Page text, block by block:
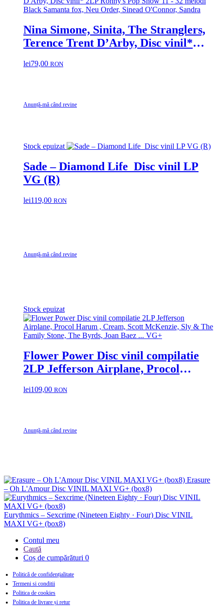
Nina Simone, Sinita, The Stranglers,
Terence Trent D’Arby, Disc vinil*
melodi Black Samanta fox, Neu
lei79,00 RON
Anunță-mă când revine
Stock epuizat
Sade – Diamond Life Disc vinil LP
VG (R)
lei119,00 RON
Anunță-mă când revine
Stock epuizat
Flower Power Disc vinil compilatie
2LP Jefferson Airplane, Procol
& The Family Stone, The Byrds, Joan
lei109,00 RON
Anunță-mă când revine
Erasure
– Oh L'Amour Disc VINIL MAXI VG+ (box8)
Eurythmics – Sexcrime (Nineteen Eighty · Four) Disc VINIL
MAXI VG+ (box8)
Contul meu
Caută
Coș de cumpărături 0
Politică de confidențialitate
Termeni si conditii
Politica de cookies
Politica de livrare și retur